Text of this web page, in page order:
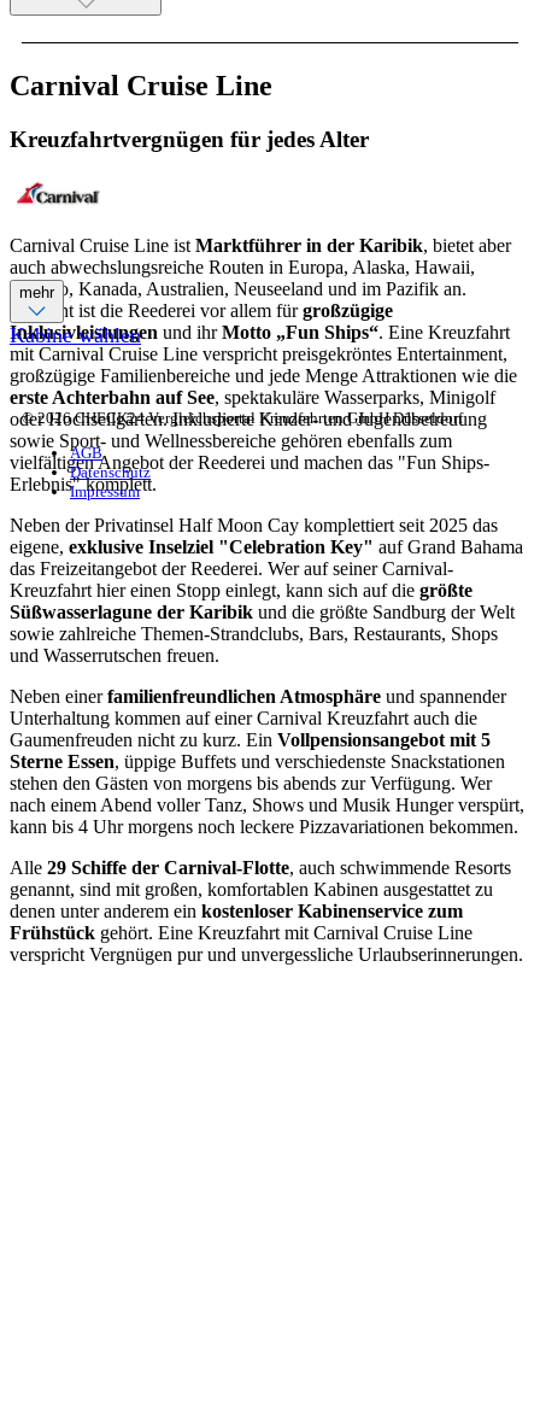
Carnival Cruise Line
Kreuzfahrtvergnügen für jedes Alter
Carnival Cruise Line ist Marktführer in der Karibik, bietet aber
auch abwechslungsreiche Routen in Europa, Alaska, Hawaii,
Mexiko, Kanada, Australien, Neuseeland und im Pazifik an.
Bekannt ist die Reederei vor allem fürgroßzügige
Inklusivleistungen und ihrMotto „Fun Ships“. Eine Kreuzfahrt
mit Carnival Cruise Line verspricht preisgekröntes Entertainment,
großzügige Familienbereiche und jede Menge Attraktionen wie die
erste Achterbahn auf See, spektakuläre Wasserparks, Minigolf
oder Hochseilgärten. Inkludierte Kinder- und Jugendbetreuung
sowie Sport- und Wellnessbereiche gehören ebenfalls zum
vielfältigen Angebot der Reederei und machen das "Fun Ships-
Erlebnis" komplett.
Neben der Privatinsel Half Moon Cay komplettiert seit 2025 das
eigene, exklusive Inselziel "Celebration Key" auf Grand Bahama
das Freizeitangebot der Reederei. Wer auf seiner Carnival-
Kreuzfahrt hier einen Stopp einlegt, kann sich auf die größte
Süßwasserlagune der Karibik und die größte Sandburg der Welt
sowie zahlreiche Themen-Strandclubs, Bars, Restaurants, Shops
und Wasserrutschen freuen.
Neben einerfamilienfreundlichen Atmosphäre und spannender
Unterhaltung kommen auf einer Carnival Kreuzfahrt auch die
Gaumenfreuden nicht zu kurz. Ein Vollpensionsangebot mit 5
Sterne Essen, üppige Buffets und verschiedenste Snackstationen
stehen den Gästen von morgens bis abends zur Verfügung. Wer
nach einem Abend voller Tanz, Shows und Musik Hunger verspürt,
kann bis 4 Uhr morgens noch leckere Pizzavariationen bekommen.
Alle 29 Schiffe der Carnival-Flotte, auch schwimmende Resorts
genannt, sind mit großen, komfortablen Kabinen ausgestattet zu
denen unter anderem ein kostenloser Kabinenservice zum
Frühstück gehört. Eine Kreuzfahrt mit Carnival Cruise Line
verspricht Vergnügen pur und unvergessliche Urlaubserinnerungen.
mehr
Kabine wählen
© 2026 CHECK24 Vergleichsportal Kreuzfahrten GmbH Düsseldorf
AGB
Datenschutz
Impressum